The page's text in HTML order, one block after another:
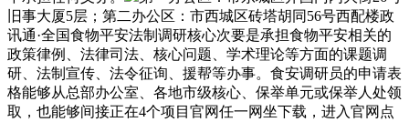
旧事大厦5层；第二办公区：市西城区砖塔胡同56号西配楼政
讯通·全国食物平安法制调研核心次要是承担食物平安相关的
政策律例、法律司法、核心问题、学术理论等方面的课题调
研、法制宣传、法令征询、援帮等办事。食安调研员的申请表
格能够从总部办公室、各地市级核心、保举单元或保举人处领
取，也能够间接正在4个项目官网任一网坐下载，进入官网点